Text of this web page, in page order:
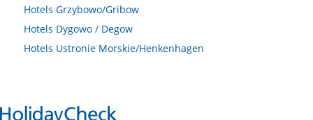
Hotels Grzybowo/Gribow
Hotels Dygowo / Degow
Hotels Ustronie Morskie/Henkenhagen